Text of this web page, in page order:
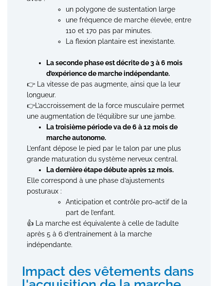
un polygone de sustentation large
une fréquence de marche élevée, entre
110 et 170 pas par minutes.
La flexion plantaire est inexistante.
La seconde phase est décrite de 3 à 6 mois
d’expérience de marche indépendante.
👉 La vitesse de pas augmente, ainsi que la leur
longueur.
👉L’accroissement de la force musculaire permet
une augmentation de l’équilibre sur une jambe.
La troisième période va de 6 à 12 mois de
marche autonome.
L’enfant dépose le pied par le talon par une plus
grande maturation du système nerveux central.
La dernière étape débute après 12 mois.
Elle correspond à une phase d’ajustements
posturaux :
Anticipation et contrôle pro-actif de la
part de l’enfant.
👍 La marche est équivalente à celle de l’adulte
après 5 à 6 d’entrainement à la marche
indépendante.
Impact des vêtements dans